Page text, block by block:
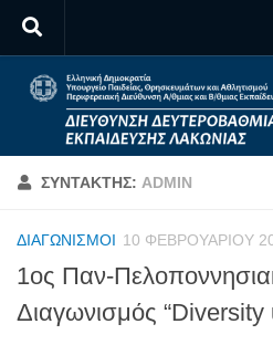
Skip to content
ΣΥΝΤΆΚΤΗΣ: ADMIN
ΔΙΑΓΩΝΙΣΜΟΊ 10 ΦΕΒΡΟΥΑΡΊΟΥ
1ος Παν-
Διαγωνισμός “Diversity